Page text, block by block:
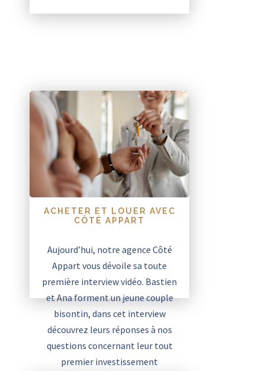
ACHETER ET LOUER AVEC
CÔTÉ APPART
Aujourd’hui, notre agence Côté
Appart vous dévoile sa toute
première interview vidéo. Bastien
et Ana forment un jeune couple
bisontin, dans cet interview
découvrez leurs réponses à nos
questions concernant leur tout
premier investissement